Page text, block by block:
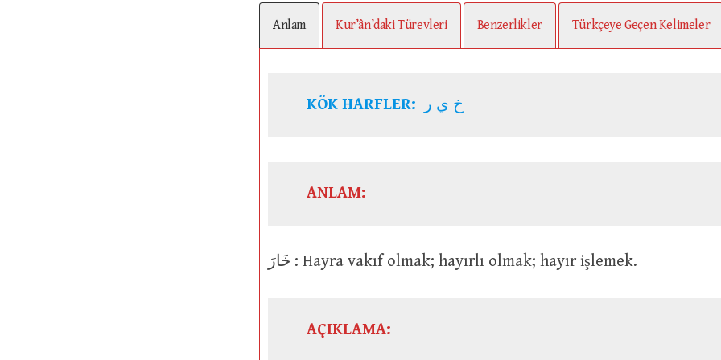
Anlam Kur’ân’daki Türevleri Benzerlikler Türkçeye Geçen Kelimeler
KÖK HARFLER: خ ي ر
ANLAM:
خَارَ : Hayra vakıf olmak; hayırlı olmak; hayır işlemek.
AÇIKLAMA: